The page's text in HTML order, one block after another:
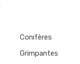
Conifères
Grimpantes